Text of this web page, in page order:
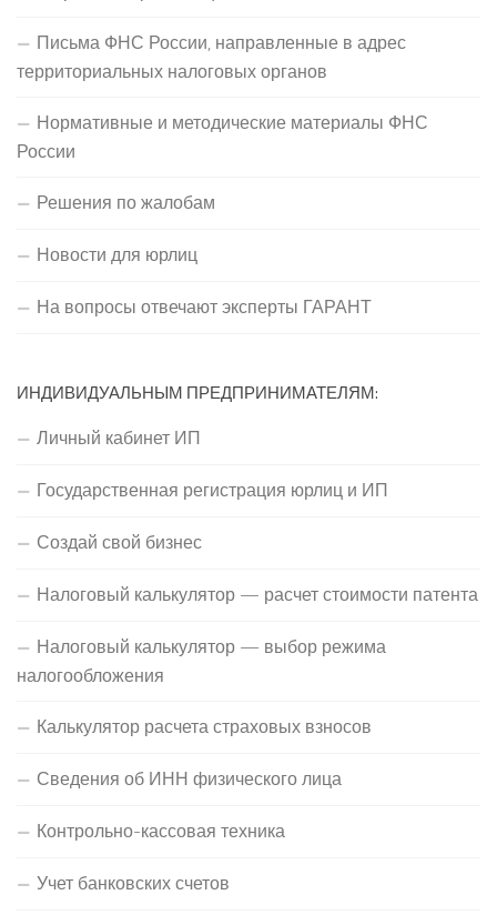
Письма ФНС России, направленные в адрес
территориальных налоговых органов
Нормативные и методические материалы ФНС
России
Решения по жалобам
Новости для юрлиц
На вопросы отвечают эксперты ГАРАНТ
ИНДИВИДУАЛЬНЫМ ПРЕДПРИНИМАТЕЛЯМ:
Личный кабинет ИП
Государственная регистрация юрлиц и ИП
Создай свой бизнес
Налоговый калькулятор — расчет стоимости патента
Налоговый калькулятор — выбор режима
налогообложения
Калькулятор расчета страховых взносов
Сведения об ИНН физического лица
Контрольно-кассовая техника
Учет банковских счетов